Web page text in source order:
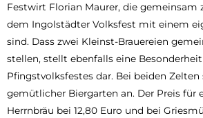
Festwirt Florian Maurer, die gemeinsam
dem Ingolstädter Volksfest mit einem
sind. Dass zwei Kleinst-Brauereien
stellen, stellt ebenfalls eine
Pfingstvolksfestes dar. Bei beiden
gemütlicher Biergarten an. Der Preis für
Herrnbräu bei 12,80 Euro und bei